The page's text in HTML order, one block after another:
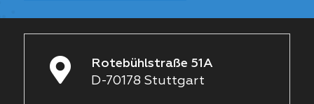
Rotebühlstraße 51A
D-70178 Stuttgart